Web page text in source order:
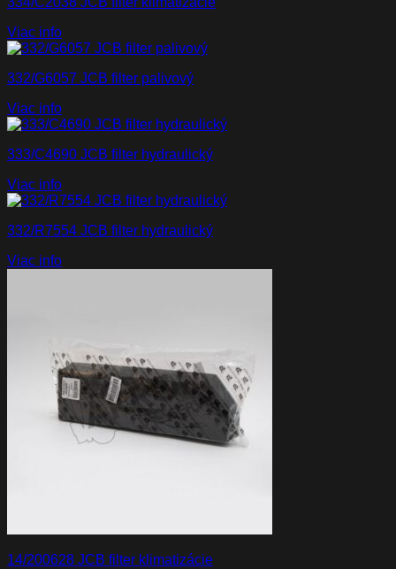
Viac info
332/G6057 JCB filter palivový
Viac info
333/C4690 JCB filter hydraulický
Viac info
332/R7554 JCB filter hydraulický
Viac info
14/200628 JCB filter klimatizácie